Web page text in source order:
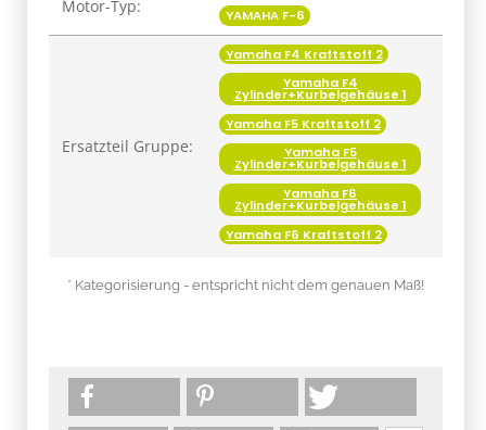
Motor-Typ:
YAMAHA F-6
Ersatzteil Gruppe:
Yamaha F4 Kraftstoff 2
Yamaha F4
Zylinder+Kurbelgehäuse 1
Yamaha F5 Kraftstoff 2
Yamaha F5
Zylinder+Kurbelgehäuse 1
Yamaha F6
Zylinder+Kurbelgehäuse 1
Yamaha F6 Kraftstoff 2
* Kategorisierung - entspricht nicht dem genauen Maß!